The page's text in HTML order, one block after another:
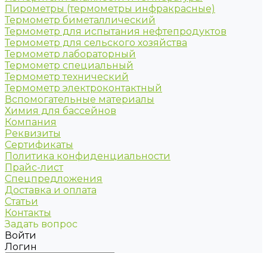
Пирометры (термометры инфракрасные)
Термометр биметаллический
Термометр для испытания нефтепродуктов
Термометр для сельского хозяйства
Термометр лабораторный
Термометр специальный
Термометр технический
Термометр электроконтактный
Вспомогательные материалы
Химия для бассейнов
Компания
Реквизиты
Сертификаты
Политика конфиденциальности
Прайс-лист
Спецпредложения
Доставка и оплата
Статьи
Контакты
Задать вопрос
Войти
Логин